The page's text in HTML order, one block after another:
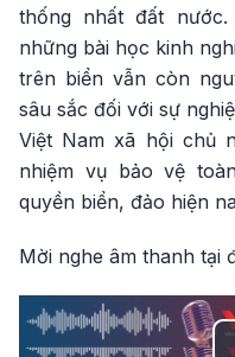
thống nhất đất
những bài học kinh
trên biển vẫn còn
sâu sắc đối với sự
Việt Nam xã hội chủ
nhiệm vụ bảo vệ
quyền biển, đảo hiện
Mời nghe âm thanh tại